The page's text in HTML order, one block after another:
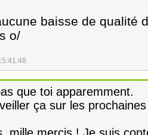
baisse de qualité
o/
que toi apparemment.
ça sur les